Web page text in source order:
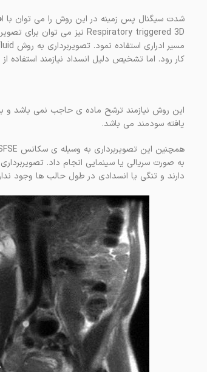
کار رود. اما تشخیص دلیل انسداد نیازمند
این روش نیازمند ترشح ماده ی حاجب نمی باشد و
یافته سودمند می باشد.
به صورت سریالی یا سینمایی انجام داد.
دارند و تنگی یا انسدادی در طول حالب ها وجود